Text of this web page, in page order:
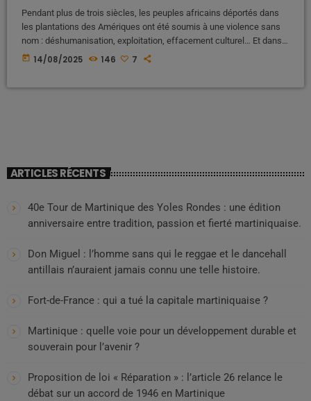
Pendant plus de trois siècles, les peuples africains déportés dans
les plantations des Amériques ont été soumis à une violence sans
nom : déshumanisation, exploitation, effacement culturel… Et dans
ce système d’oppression organisé, un livre a joué un rôle central : la
today 14/08/2025 146 7
ARTICLES RÉCENTS
40e Tour de Martinique des Yoles Rondes : une édition
anniversaire entre tradition, passion et fierté martiniquaise.
Don Miguel : l’homme sans qui le reggae et le dancehall
antillais n’auraient jamais connu une telle histoire.
Fort-de-France : qui a tué la capitale martiniquaise ?
Martinique : quelle voie pour un développement durable et
souverain pour l’avenir ?
Proposition de loi « Réparation » : l’article 26 relance le
débat sur un accord de 1946 en Martinique